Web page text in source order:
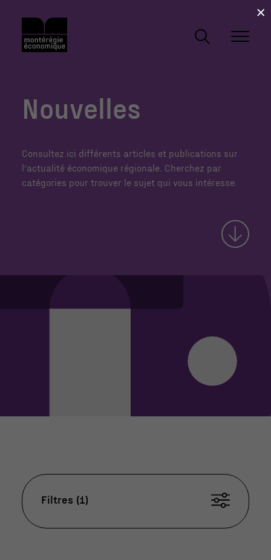
Nouvelles
Consultez ici différents articles et publications sur
l’actualité économique régionale. Cherchez par
catégories pour trouver le sujet qui vous intéresse.
Filtres (1)
×